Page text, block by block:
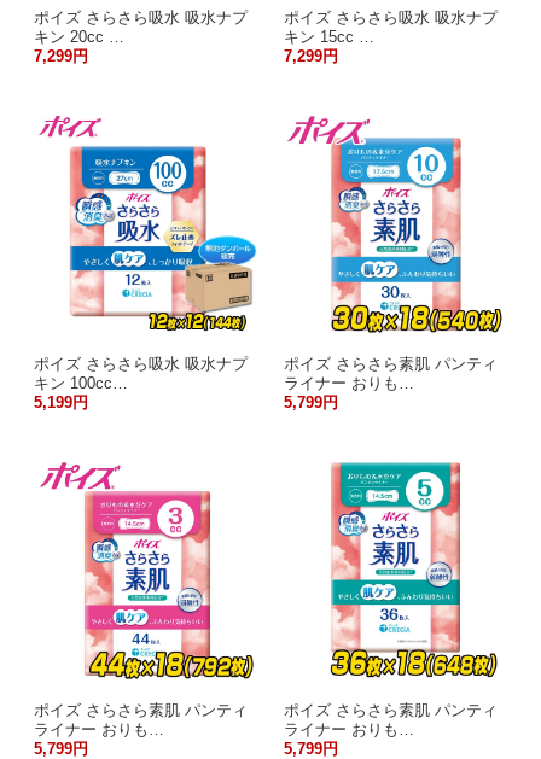
ポイズ さらさら吸水 吸水ナプ
キン 20cc …
7,299円
ポイズ さらさら吸水 吸水ナプ
キン 15cc …
7,299円
ポイズ さらさら吸水 吸水ナプ
キン 100cc…
5,199円
ポイズ さらさら素肌 パンティ
ライナー おりも…
5,799円
ポイズ さらさら素肌 パンティ
ライナー おりも…
5,799円
ポイズ さらさら素肌 パンティ
ライナー おりも…
5,799円